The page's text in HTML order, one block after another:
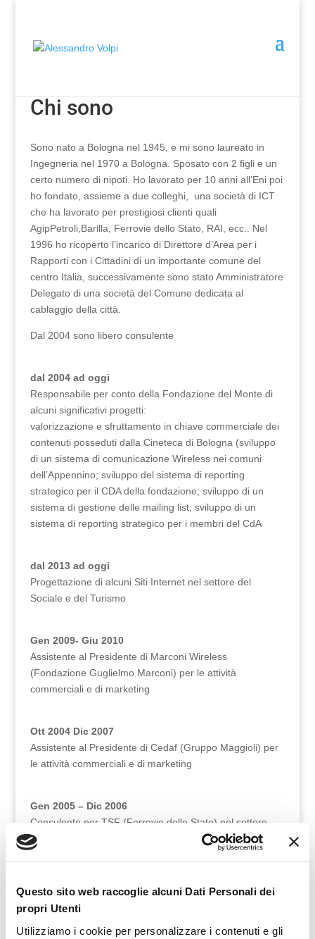
Questo sito web raccoglie alcuni Dati Personali dei
propri Utenti
Utilizziamo i cookie per personalizzare i contenuti e gli
Chi sono
Sono nato a Bologna nel 1945, e mi sono laureato in
Ingegneria nel 1970 a Bologna. Sposato con 2 figli e un
certo numero di nipoti. Ho lavorato per 10 anni all’Eni poi
ho fondato, assieme a due colleghi, una società di ICT
che ha lavorato per prestigiosi clienti quali
AgipPetroli,Barilla, Ferrovie dello Stato, RAI, ecc.. Nel
1996 ho ricoperto l’incarico di Direttore d’Area per i
Rapporti con i Cittadini di un importante comune del
centro Italia, successivamente sono stato Amministratore
Delegato di una società del Comune dedicata al
cablaggio della città.
Dal 2004 sono libero consulente
dal 2004 ad oggi
Responsabile per conto della Fondazione del Monte di
alcuni significativi progetti:
valorizzazione e sfruttamento in chiave commerciale dei
contenuti posseduti dalla Cineteca di Bologna (sviluppo
di un sistema di comunicazione Wireless nei comuni
dell’Appennino; sviluppo del sistema di reporting
strategico per il CDA della fondazione; sviluppo di un
sistema di gestione delle mailing list; sviluppo di un
sistema di reporting strategico per i membri del CdA
dal 2013 ad oggi
Progettazione di alcuni Siti Internet nel settore del
Sociale e del Turismo
Gen 2009- Giu 2010
Assistente al Presidente di Marconi Wireless
(Fondazione Guglielmo Marconi) per le attività
commerciali e di marketing
Ott 2004 Dic 2007
Assistente al Presidente di Cedaf (Gruppo Maggioli) per
le attività commerciali e di marketing
Gen 2005 – Dic 2006
Consulente per TSF (Ferrovie dello Stato) nel settore
delle tecnologie innovative per i viaggiatori
Amministratore Delegato di Markanet, la società creata
dalla municipalizzata di Pesaro (Aspes Gruppo Hera)
nell’agosto 2000, per il cablaggio della città e lo sviluppo